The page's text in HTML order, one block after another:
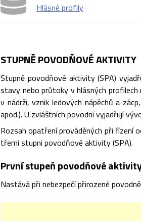
Hlásné profily
STUPNĚ POVODŇOVÉ AKTIVITY
Stupně povodňové aktivity (SPA)
stavy nebo průtoky v hlásných profilech
v nádrži, vznik ledových nápěchů a
apod.). U zvláštních povodní vyjadřují
Rozsah opatření prováděných při řízení
třemi stupni povodňové aktivity (SPA).
První stupeň povodňové aktivity
Nastává při nebezpečí přirozené